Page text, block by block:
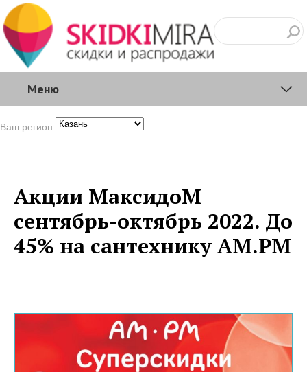
Меню
Ваш регион:
Акции МаксидоМ
сентябрь-октябрь 2022. До
45% на сантехнику AM.PM